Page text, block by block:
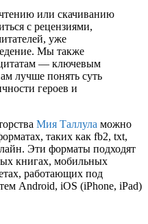
или скачиванию
с рецензиями,
уже
Мы также
— ключевым
лучше понять суть
героев и
Мия Таллула можно
таких как fb2, txt,
Эти форматы подходят
книгах, мобильных
работающих под
Android, iOS (iPhone, iPad)